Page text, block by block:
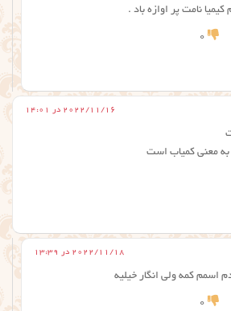
کیمیا نامت پر اوازه باد .
0
2022/11/16 در 14:01
معنی کمیاب است
2022/11/18 در 13:39
اسمم کمه ولی انگار خیلیه
0